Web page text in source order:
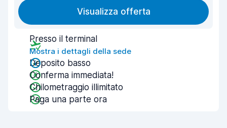
Visualizza offerta
Presso il terminal
Mostra i dettagli della sede
Deposito basso
Conferma immediata!
Chilometraggio illimitato
Paga una parte ora